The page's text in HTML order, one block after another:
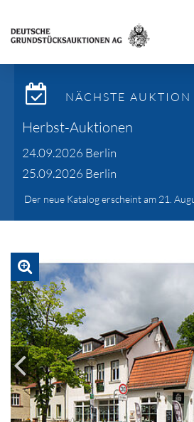
NÄCHSTE AUKTION
Herbst-Auktionen
24.09.2026 Berlin
25.09.2026 Berlin
Der neue Katalog erscheint am 21.